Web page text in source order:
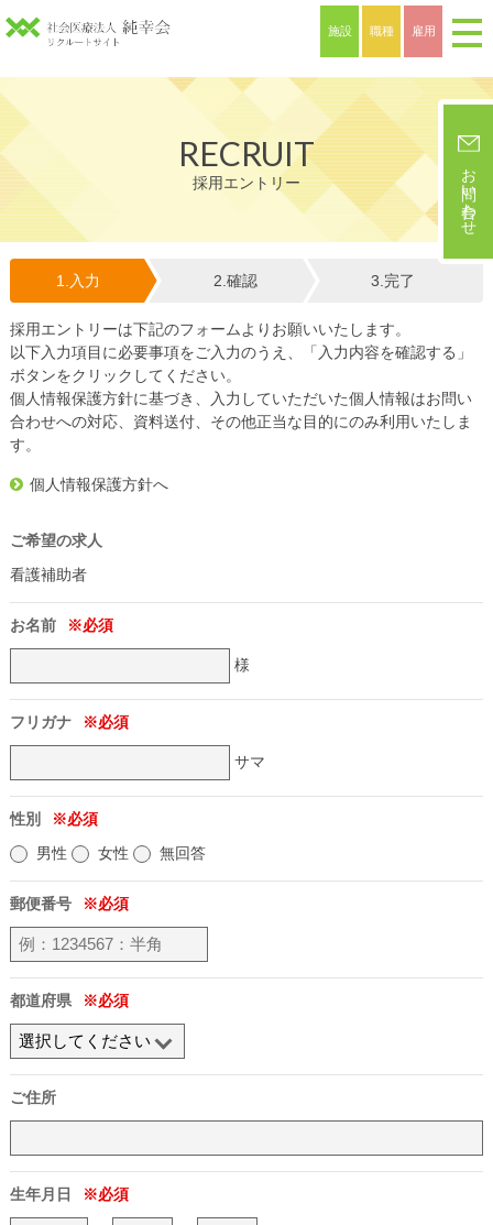
施設 職種 雇用
お問い合わせ
RECRUIT
採用エントリー
1. 入力 2. 確認 3. 完了
採用エントリーは下記のフォームよりお願いいたします。
以下入力項目に必要事項をご入力のうえ、「入力内容を確認する」
ボタンをクリックしてください。
個人情報保護方針に基づき、入力していただいた個人情報はお問い
合わせへの対応、資料送付、その他正当な目的にのみ利用いたしま
す。
個人情報保護方針へ
ご希望の求人
看護補助者
お名前
様
フリガナ
サマ
性別
男性
女性 無回答
郵便番号
都道府県
ご住所
生年月日